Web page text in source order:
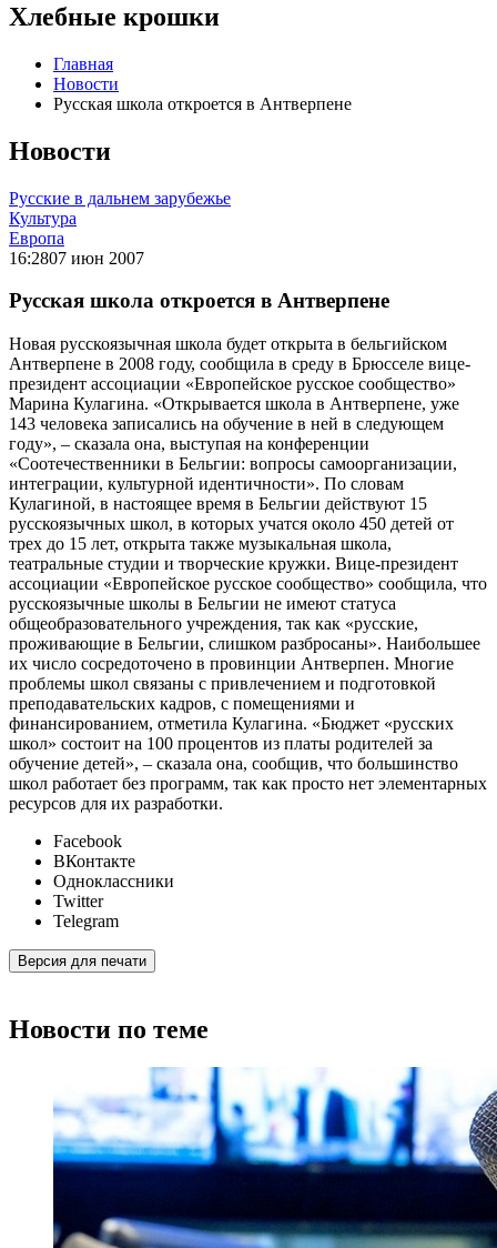
Хлебные крошки
Главная
Новости
Русская школа откроется в Антверпене
Новости
Русские в дальнем зарубежье
Культура
Европа
16:2807 июн 2007
Русская школа откроется в Антверпене
Новая русскоязычная школа будет открыта в бельгийском
Антверпене в 2008 году, сообщила в среду в Брюсселе вице-
президент ассоциации «Европейское русское сообщество»
Марина Кулагина. «Открывается школа в Антверпене, уже
143 человека записались на обучение в ней в следующем
году», – сказала она, выступая на конференции
«Соотечественники в Бельгии: вопросы самоорганизации,
интеграции, культурной идентичности». По словам
Кулагиной, в настоящее время в Бельгии действуют 15
русскоязычных школ, в которых учатся около 450 детей от
трех до 15 лет, открыта также музыкальная школа,
театральные студии и творческие кружки. Вице-президент
ассоциации «Европейское русское сообщество» сообщила, что
русскоязычные школы в Бельгии не имеют статуса
общеобразовательного учреждения, так как «русские,
проживающие в Бельгии, слишком разбросаны». Наибольшее
их число сосредоточено в провинции Антверпен. Многие
проблемы школ связаны с привлечением и подготовкой
преподавательских кадров, с помещениями и
финансированием, отметила Кулагина. «Бюджет «русских
школ» состоит на 100 процентов из платы родителей за
обучение детей», – сказала она, сообщив, что большинство
школ работает без программ, так как просто нет элементарных
ресурсов для их разработки.
Facebook
ВКонтакте
Одноклассники
Twitter
Telegram
Версия для печати
Новости по теме